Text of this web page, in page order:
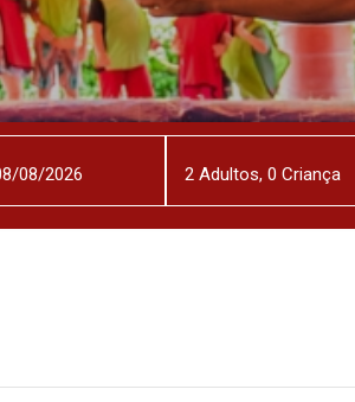
2Adultos, 0 Criança